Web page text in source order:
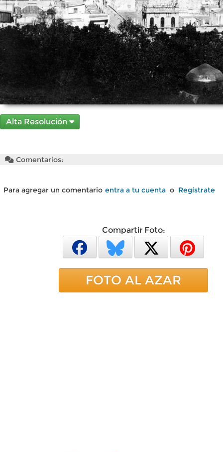
Alta Resolución
Comentarios:
Para agregar un comentario entra a tu cuenta o Regístrate
Compartir Foto:
FOTO AL AZAR